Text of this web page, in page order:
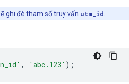
ghi đè tham số truy vấn utm_id
, 'abc.123' );